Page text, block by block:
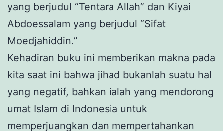
yang berjudul “Tentara Allah” dan Kiyai
Abdoessalam yang berjudul “Sifat
Moedjahiddin.”
Kehadiran buku ini memberikan makna pada
kita saat ini bahwa jihad bukanlah suatu hal
yang negatif, bahkan ialah yang mendorong
umat Islam di Indonesia untuk
memperjuangkan dan mempertahankan